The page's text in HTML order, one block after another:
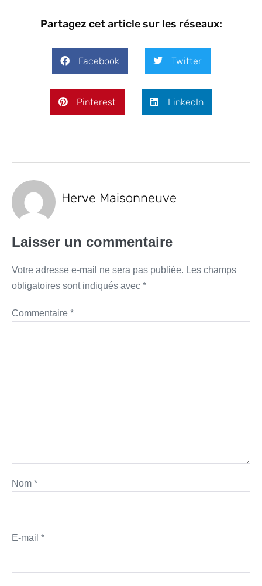
Partagez cet article sur les réseaux:
Facebook Twitter
Pinterest LinkedIn
Herve Maisonneuve
Laisser un commentaire
Votre adresse e-mail ne sera pas publiée. Les champs
obligatoires sont indiqués avec *
Commentaire *
Nom *
E-mail *